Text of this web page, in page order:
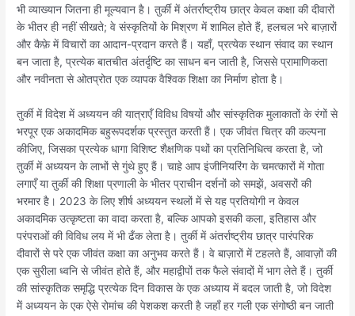
भी व्याख्यान जितना ही मूल्यवान है। तुर्की में अंतर्राष्ट्रीय छात्र केवल कक्षा की दीवारों
के भीतर ही नहीं सीखते; वे संस्कृतियों के मिश्रण में शामिल होते हैं, हलचल भरे बाज़ारों
और कैफ़े में विचारों का आदान-प्रदान करते हैं। यहाँ, प्रत्येक स्थान संवाद का स्थान
बन जाता है, प्रत्येक बातचीत अंतर्दृष्टि का साधन बन जाती है, जिससे प्रामाणिकता
और नवीनता से ओतप्रोत एक व्यापक वैश्विक शिक्षा का निर्माण होता है।
तुर्की में विदेश में अध्ययन की यात्राएँ विविध विषयों और सांस्कृतिक मुलाकातों के रंगों से
भरपूर एक अकादमिक बहुरूपदर्शक प्रस्तुत करती हैं। एक जीवंत चित्र की कल्पना
कीजिए, जिसका प्रत्येक धागा विशिष्ट शैक्षणिक पथों का प्रतिनिधित्व करता है, जो
तुर्की में अध्ययन के लाभों से गुंथे हुए हैं। चाहे आप इंजीनियरिंग के चमत्कारों में गोता
लगाएँ या तुर्की की शिक्षा प्रणाली के भीतर प्राचीन दर्शनों को समझें, अवसरों की
भरमार है। 2023 के लिए शीर्ष अध्ययन स्थलों में से यह प्रतियोगी न केवल
अकादमिक उत्कृष्टता का वादा करता है, बल्कि आपको इसकी कला, इतिहास और
परंपराओं की विविध लय में भी ढँक लेता है। तुर्की में अंतर्राष्ट्रीय छात्र पारंपरिक
दीवारों से परे एक जीवंत कक्षा का अनुभव करते हैं। वे बाज़ारों में टहलते हैं, आवाज़ों की
एक सुरीला ध्वनि से जीवंत होते हैं, और महाद्वीपों तक फैले संवादों में भाग लेते हैं। तुर्की
की सांस्कृतिक समृद्धि प्रत्येक दिन विकास के एक अध्याय में बदल जाती है, जो विदेश
में अध्ययन के एक ऐसे रोमांच की पेशकश करती है जहाँ हर गली एक संगोष्ठी बन जाती